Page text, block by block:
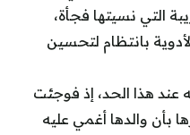
التي نسيتها فجأة،
بانتظام لتحسين
عند هذا الحد، إذ فوجئت
بأن والدها أغمي عليه